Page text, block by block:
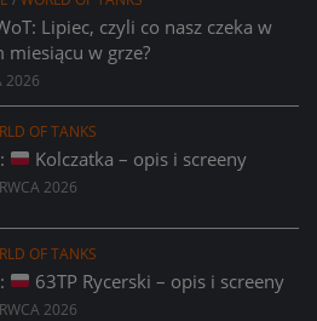
Lipiec, czyli co nasz czeka w
miesiącu w grze?
2026
OF TANKS
Kolczatka – opis i screeny
2026
OF TANKS
63TP Rycerski – opis i screeny
2026